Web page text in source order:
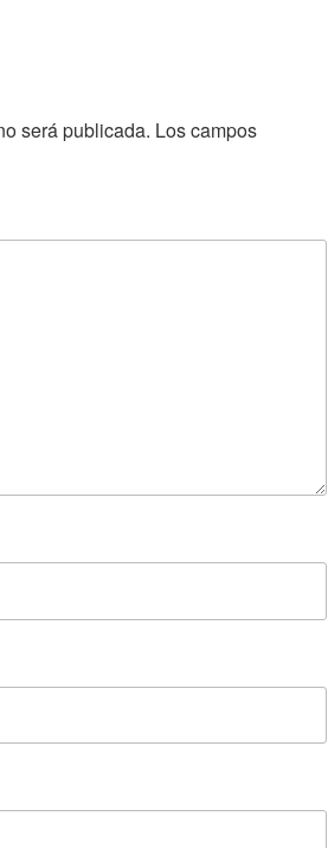
será publicada. Los campos